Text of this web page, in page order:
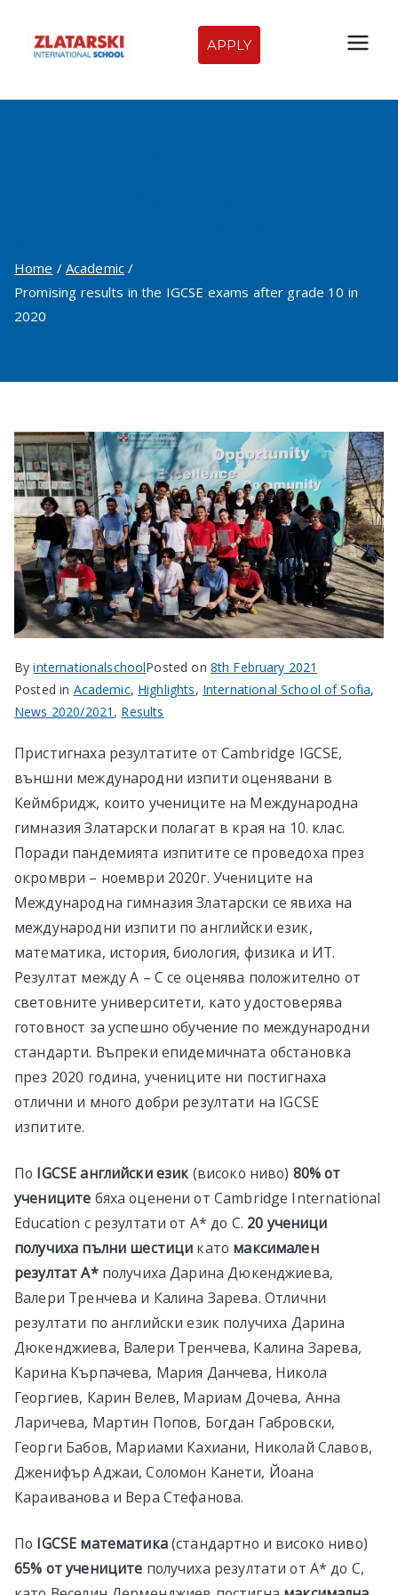
content
Zlatarski
International
APPLY
Home
Academic
Promising results in the IGCSE exams after grade 10 in
2020
ByinternationalschoolPosted on 8th February 2021
Posted in Academic, Highlights, International School of Sofia,
News 2020/2021 , Results
Пристигнаха резултатите от Cambridge IGCSE,
външни международни изпити оценявани в
Кеймбридж, които учениците на Международна
гимназия Златарски полагат в края на 10. клас.
Поради пандемията изпитите се проведоха през
окромври – ноември 2020г. Учениците на
Международна гимназия Златарски се явиха на
международни изпити по английски език,
математика, история, биология, физика и ИТ.
Резултат между А – С се оценява положително от
световните университети, като удостоверява
готовност за успешно обучение по международни
стандарти. Въпреки епидемичната обстановка
през 2020 година, учениците ни постигнаха
отлични и много добри резултати на IGCSE
изпитите.
По IGCSEанглийски език(високо ниво) 80% от
учениците бяха оценени от Cambridge International
Education с резултати от А* до C. 20 ученици
получиха пълни шестици като максимален
резултат А*получиха Дарина Дюкенджиева,
Валери Тренчева и Калина Зарева. Отлични
резултати по английски език получиха Дарина
Дюкенджиева, Валери Тренчева, Калина Зарева,
Карина Кърпачева, Мария Данчева, Никола
Георгиев, Карин Велев, Мариам Дочева, Анна
Ларичева, Мартин Попов, Богдан Габровски,
Георги Бабов, Мариами Кахиани, Николай Славов,
Дженифър Аджаи, Соломон Канети, Йоана
Караиванова и Вера Стефанова.
По IGCSE математика(стандартно и високо ниво)
65% от учениците получиха резултати от А* до C,